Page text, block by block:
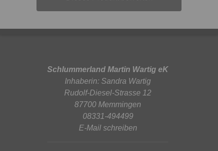
Schlummerland Martin Wartig eK
Inhaberin: Sandra Wartig
Rudolf-Diesel-Strasse 12
87700 Memmingen
08331-494499
E-Mail schreiben